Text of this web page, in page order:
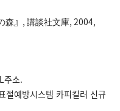
森』, 講談社文庫, 2004,
주소.
절예방시스템 카피킬러 신규